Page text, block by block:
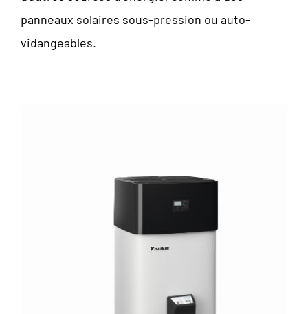
panneaux solaires sous-pression ou auto-
vidangeables.